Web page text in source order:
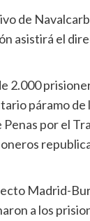
de
asistirá el
2.000
páramo de
por el
Madrid-
a los